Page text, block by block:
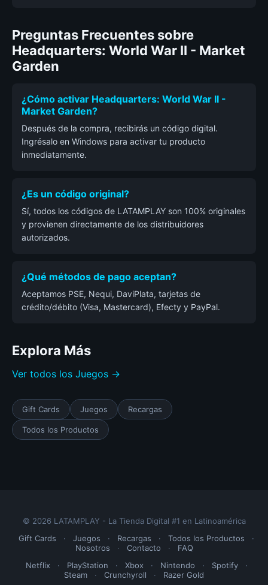
Preguntas Frecuentes sobre
Headquarters: World War II - Market
Garden
¿Cómo activar Headquarters: World War II -
Market Garden?
Después de la compra, recibirás un código digital.
Ingrésalo en Windows para activar tu producto
inmediatamente.
¿Es un código original?
Sí, todos los códigos de LATAMPLAY son 100% originales
y provienen directamente de los distribuidores
autorizados.
¿Qué métodos de pago aceptan?
Aceptamos PSE, Nequi, DaviPlata, tarjetas de
crédito/débito (Visa, Mastercard), Efecty y PayPal.
Explora Más
Ver todos los Juegos →
Gift Cards Juegos Recargas
Todos los Productos
© 2026 LATAMPLAY - La Tienda Digital #1 en Latinoamérica
Gift Cards
· Juegos · Recargas · Todos los Productos
·
Nosotros
· Contacto ·
FAQ
Netflix
· PlayStation · Xbox · Nintendo · Spotify
·
Steam
· Crunchyroll · Razer Gold